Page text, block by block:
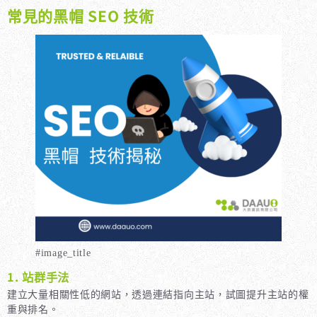
常見的黑帽 SEO 技術
#image_title
1. 站群手法
建立大量相關性低的網站，透過連結指向主站，試圖提升主站的權
重與排名。